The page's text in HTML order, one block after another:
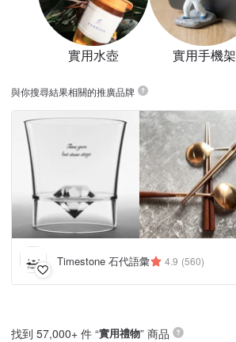
實用水壺 實用手機架
與你搜尋結果相關的推廣品牌
Timestone 石代語彙 4.9 (560)
找到 57,000+ 件 “實用禮物” 商品